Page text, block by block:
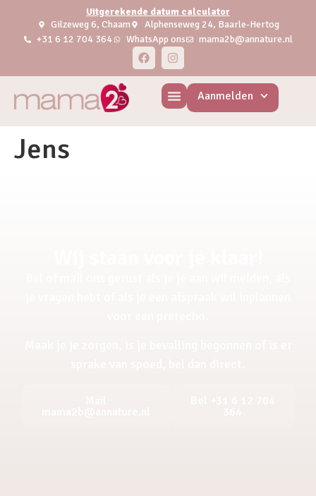
Uitgerekende datum calculator
Gilzeweg 6, Chaam
Alphenseweg 24, Baarle-Hertog
+31 6 12 704 364
WhatsApp ons mama2b@annature.nl
Aanmelden
Jens